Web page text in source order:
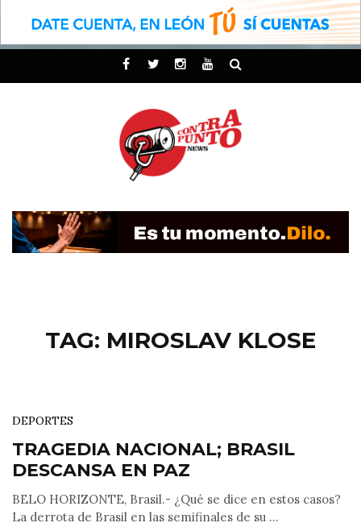
TAG: MIROSLAV KLOSE
DEPORTES
TRAGEDIA NACIONAL; BRASIL
DESCANSA EN PAZ
BELO HORIZONTE, Brasil.- ¿Qué se dice en estos casos?
La derrota de Brasil en las semifinales de su ...